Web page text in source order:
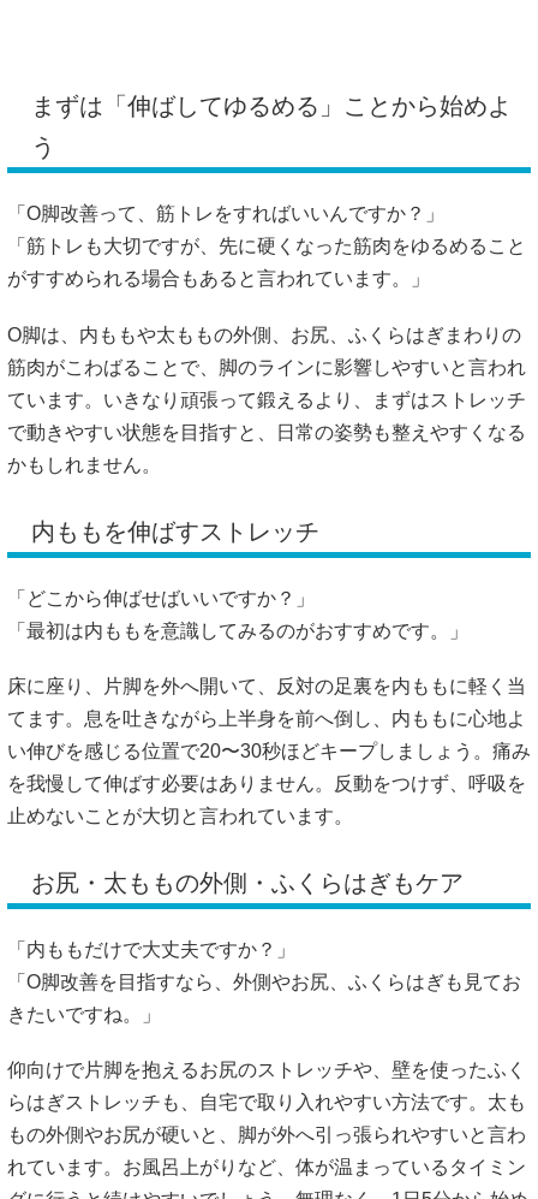
O脚は、内ももや太ももの外側、お尻、ふくらはぎまわりの
筋肉がこわばることで、脚のラインに影響しやすいと言われ
ています。いきなり頑張って鍛えるより、まずはストレッチ
で動きやすい状態を目指すと、日常の姿勢も整えやすくなる
かもしれません。
「どこから伸ばせばいいですか？」
「最初は内ももを意識してみるのがおすすめです。」
床に座り、片脚を外へ開いて、反対の足裏を内ももに軽く当
い伸びを感じる位置で20〜30秒ほどキープしましょう。痛み
を我慢して伸ばす必要はありません。反動をつけず、呼吸を
止めないことが大切と言われています。
「内ももだけで大丈夫ですか？」
「O脚改善を目指すなら、外側やお尻、ふくらはぎも見てお
きたいですね。」
らはぎストレッチも、自宅で取り入れやすい方法です。太も
もの外側やお尻が硬いと、脚が外へ引っ張られやすいと言わ
れています。お風呂上がりなど、体が温まっているタイミン
グに行うと続けやすいでしょう。無理なく、1日5分から始め
てみてください。
https://therapistplanet.co.jp/column/o-leg-correction/
#O脚改善
#O脚ストレッチ
#内ももストレッチ